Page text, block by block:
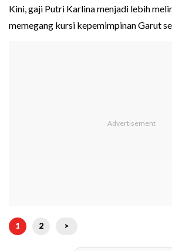
Kini, gaji Putri Karlina menjadi lebih
memegang kursi kepemimpinan Garut
1 2 >